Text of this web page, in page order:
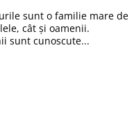
sunt o familie mare de
cât și oamenii.
sunt cunoscute...